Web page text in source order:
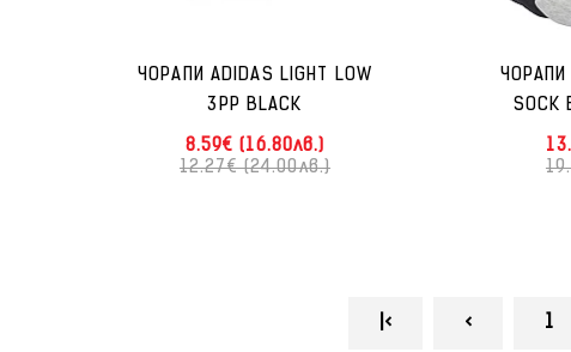
ЧОРАПИ ADIDAS LIGHT LOW
3PP BLACK
8.59€ (16.80лв.)
12.27€ (24.00лв.)
ЧОРАПИ
SOCK
|< < 1